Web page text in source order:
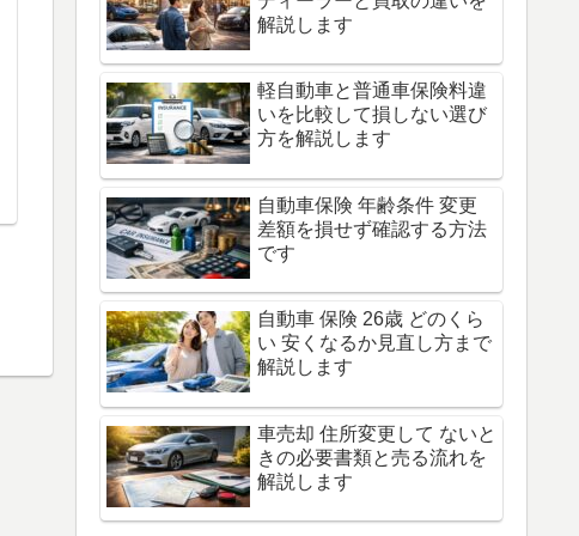
解説します
軽自動車と普通車保険料違
いを比較して損しない選び
方を解説します
自動車保険 年齢条件 変更
差額を損せず確認する方法
です
自動車 保険 26歳 どのくら
い 安くなるか見直し方まで
解説します
車売却 住所変更して ないと
きの必要書類と売る流れを
解説します